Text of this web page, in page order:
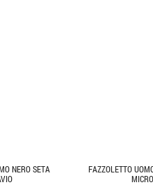
NERO SETA
FAZZOLETTO